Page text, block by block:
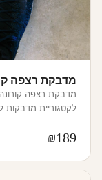
מדבקת רצפה
לקטגוריית מדבקות לקיר.
₪189